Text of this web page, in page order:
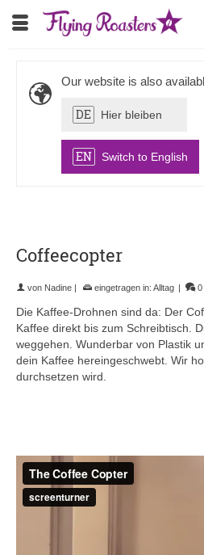
Our website is also
DE Hier bleiben
EN Switch to English
Coffeecopter
von Nadine | eingetragen in: Alltag | 0
Die Kaffee-Drohnen sind da: Der
Kaffee direkt bis zum Schreibtisch.
weggehen. Wunderbar von Plastik
dein Kaffee hereingeschwebt. Wir
durchsetzen wird.